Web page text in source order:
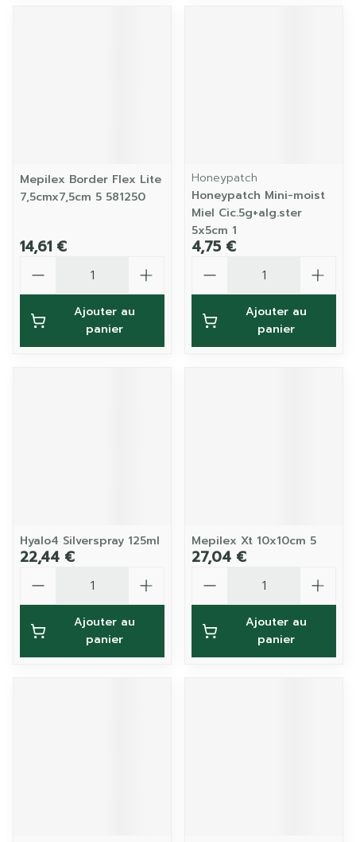
Mepilex Border Flex Lite
7,5cmx7,5cm 5 581250
14,61 €
Ajouter au
panier
Honeypatch
Honeypatch Mini-moist
Miel Cic.5g+alg.ster
5x5cm 1
4,75 €
Ajouter au
panier
Hyalo4 Silverspray 125ml
22,44 €
Ajouter au
panier
Mepilex Xt 10x10cm 5
27,04 €
Ajouter au
panier